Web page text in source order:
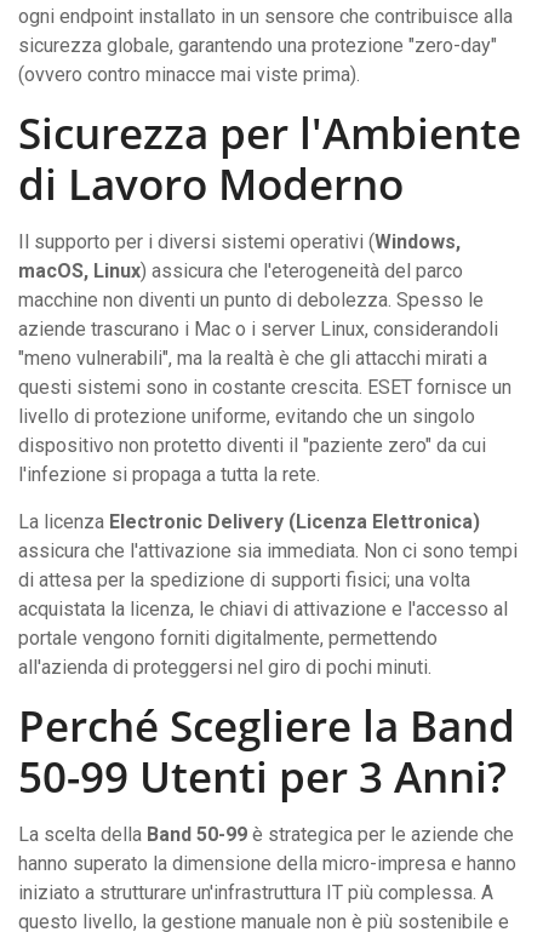
ogni endpoint installato in un sensore che contribuisce alla
sicurezza globale, garantendo una protezione "zero-day"
(ovvero contro minacce mai viste prima).
Sicurezza per l'Ambiente
di Lavoro Moderno
Il supporto per i diversi sistemi operativi (Windows,
macOS, Linux) assicura che l'eterogeneità del parco
macchine non diventi un punto di debolezza. Spesso le
aziende trascurano i Mac o i server Linux, considerandoli
"meno vulnerabili", ma la realtà è che gli attacchi mirati a
questi sistemi sono in costante crescita. ESET fornisce un
livello di protezione uniforme, evitando che un singolo
dispositivo non protetto diventi il "paziente zero" da cui
l'infezione si propaga a tutta la rete.
La licenza Electronic Delivery (Licenza Elettronica)
assicura che l'attivazione sia immediata. Non ci sono tempi
di attesa per la spedizione di supporti fisici; una volta
acquistata la licenza, le chiavi di attivazione e l'accesso al
portale vengono forniti digitalmente, permettendo
all'azienda di proteggersi nel giro di pochi minuti.
Perché Scegliere la Band
50-99 Utenti per 3 Anni?
La scelta della Band 50-99 è strategica per le aziende che
hanno superato la dimensione della micro-impresa e hanno
iniziato a strutturare un'infrastruttura IT più complessa. A
questo livello, la gestione manuale non è più sostenibile e